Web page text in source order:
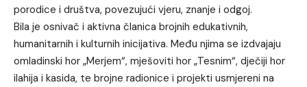
porodice i društva, povezujući vjeru, znanje i odgoj.
Bila je osnivač i aktivna članica brojnih edukativnih,
humanitarnih i kulturnih inicijativa. Među njima se izdvajaju
omladinski hor „Merjem“, mješoviti hor „Tesnim“, dječiji hor
ilahija i kasida, te brojne radionice i projekti usmjereni na